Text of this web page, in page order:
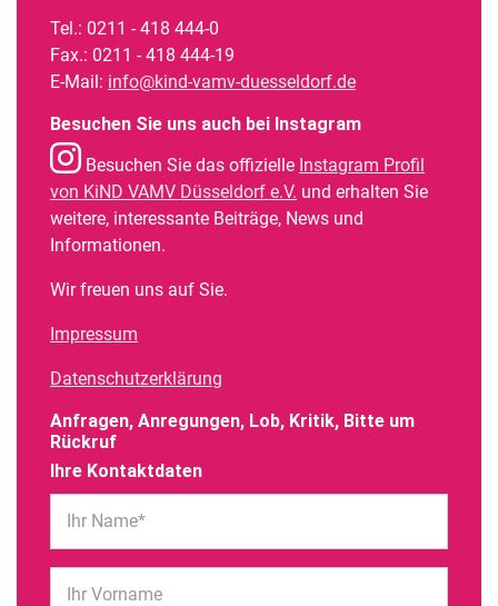
Tel.: 0211 - 418 444-0
Fax.: 0211 - 418 444-19
E-Mail: info@kind-vamv-duesseldorf.de
Besuchen Sie uns auch bei Instagram
Besuchen Sie das offizielle Instagram Profil
von KiND VAMV Düsseldorf e.V. und erhalten Sie
weitere, interessante Beiträge, News und
Informationen.
Wir freuen uns auf Sie.
Impressum
Datenschutzerklärung
Anfragen, Anregungen, Lob, Kritik, Bitte um
Rückruf
Ihre Kontaktdaten
Ihr Name*
Ihr Vorname